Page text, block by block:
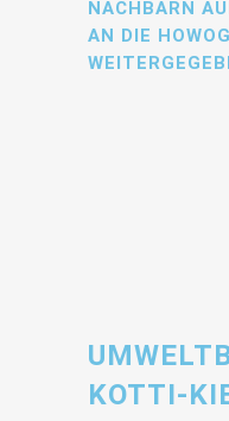
NACHBARN
AN DIE
KOTTI-